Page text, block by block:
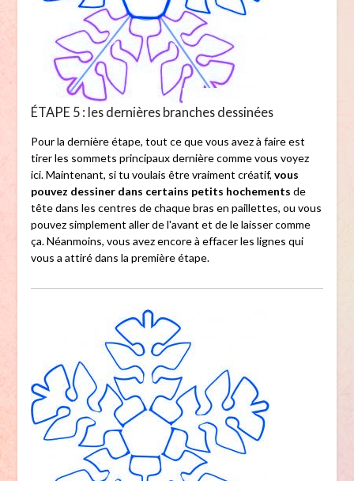
ÉTAPE 5 : les dernières branches dessinées
Pour la dernière étape, tout ce que vous avez à faire est
tirer les sommets principaux dernière comme vous voyez
ici. Maintenant, si tu voulais être vraiment créatif, vous
pouvez dessiner dans certains petits hochements de
tête dans les centres de chaque bras en paillettes, ou vous
pouvez simplement aller de l'avant et de le laisser comme
ça. Néanmoins, vous avez encore à effacer les lignes qui
vous a attiré dans la première étape.